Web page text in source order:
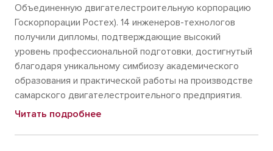
Объединенную двигателестроительную корпорацию
Госкорпорации Ростех). 14 инженеров-технологов
получили дипломы, подтверждающие высокий
уровень профессиональной подготовки, достигнутый
благодаря уникальному симбиозу академического
образования и практической работы на производстве
самарского двигателестроительного предприятия.
Читать подробнее